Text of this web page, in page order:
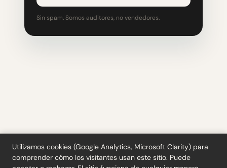
Sin spam. Somos auditores, no vendedores.
Herramientas· Blog·Glosario·Suscribirse·Privacidad Reembolsos·Términos
Utilizamos cookies (Google Analytics, Microsoft Clarity) para
comprender cómo los visitantes usan este sitio. Puede